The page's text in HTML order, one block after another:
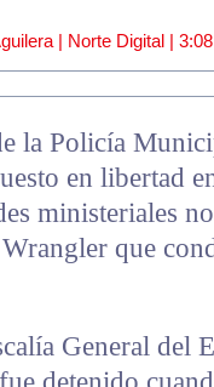
| Norte Digital |
la Policía
en libertad
ministeriales
que
General del